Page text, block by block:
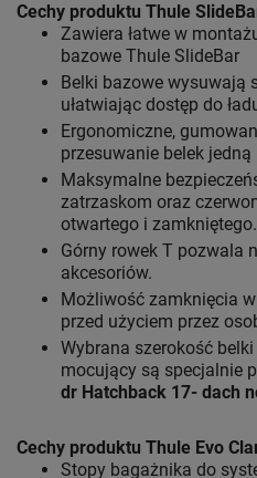
Cechy produktu Thule
Zawiera łatwe w
bazowe Thule SlideBar
Belki bazowe wysuwają
ułatwiając dostęp do
Ergonomiczne,
przesuwanie belek jedną
Maksymalne
zatrzaskom oraz
otwartego i zamkniętego.
Górny rowek T pozwala
akcesoriów.
Możliwość zamknięcia
przed użyciem przez
Wybrana szerokość
mocujący są specjalnie
dr Hatchback 17- dach
Cechy produktu Thule Evo
Stopy bagażnika do